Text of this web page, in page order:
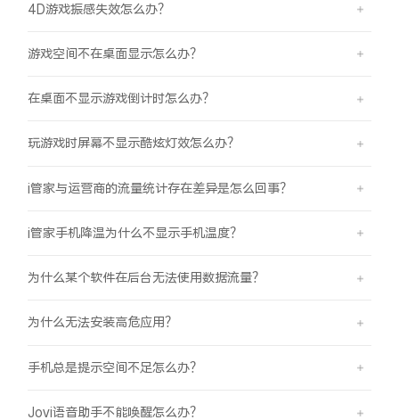
4D游戏振感失效怎么办？
游戏空间不在桌面显示怎么办？
在桌面不显示游戏倒计时怎么办？
玩游戏时屏幕不显示酷炫灯效怎么办？
i管家与运营商的流量统计存在差异是怎么回事？
i管家手机降温为什么不显示手机温度？
为什么某个软件在后台无法使用数据流量？
为什么无法安装高危应用？
手机总是提示空间不足怎么办？
Jovi语音助手不能唤醒怎么办？